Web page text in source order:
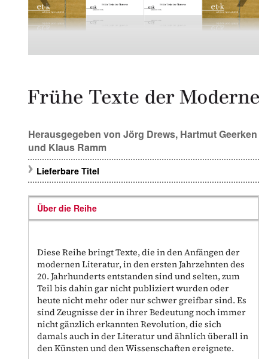
Herausgegeben von Jörg Drews, Hartmut Geerken
und Klaus Ramm
Lieferbare Titel
Über die Reihe
Diese Reihe bringt Texte, die in den Anfängen der
modernen Literatur, in den ersten Jahrzehnten des
20. Jahrhunderts entstanden sind und selten, zum
Teil bis dahin gar nicht publiziert wurden oder
heute nicht mehr oder nur schwer greifbar sind. Es
sind Zeugnisse der in ihrer Bedeutung noch immer
nicht gänzlich erkannten Revolution, die sich
damals auch in der Literatur und ähnlich überall in
den Künsten und den Wissenschaften ereignete.